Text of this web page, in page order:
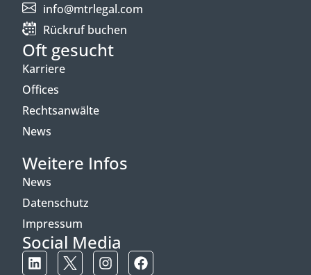
info@mtrlegal.com
Rückruf buchen
Oft gesucht
Karriere
Offices
Rechtsanwälte
News
Weitere Infos
News
Datenschutz
Impressum
Social Media